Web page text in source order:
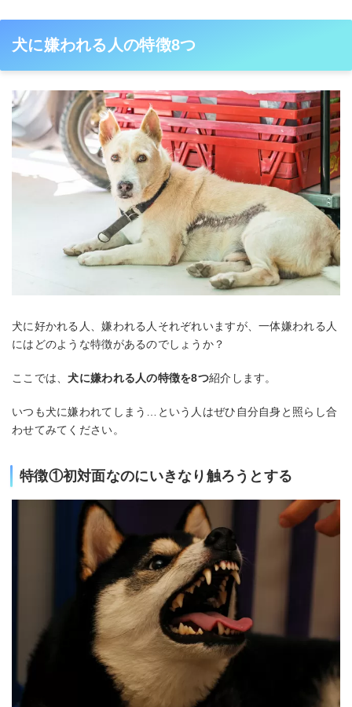
犬に嫌われる人の特徴8つ
犬に好かれる人、嫌われる人それぞれいますが、一体嫌われる人
にはどのような特徴があるのでしょうか？
ここでは、犬に嫌われる人の特徴を8つ紹介します。
いつも犬に嫌われてしまう…という人はぜひ自分自身と照らし合
わせてみてください。
特徴①初対面なのにいきなり触ろうとする